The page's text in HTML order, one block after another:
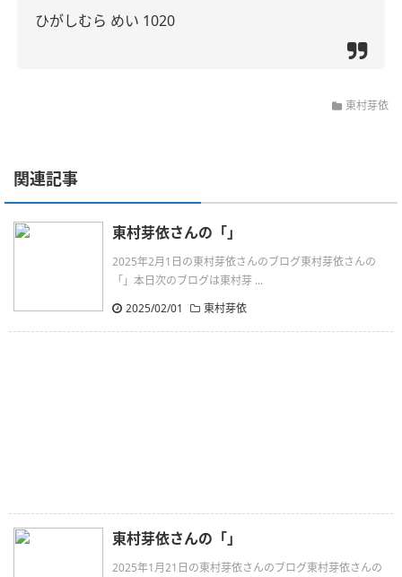
ひがしむら めい 1020
東村芽依
関連記事
東村芽依さんの「」
2025年2月1日の東村芽依さんのブログ東村芽依さんの
「」本日次のブログは東村芽 ...
2025/02/01
東村芽依
東村芽依さんの「」
2025年1月21日の東村芽依さんのブログ東村芽依さんの